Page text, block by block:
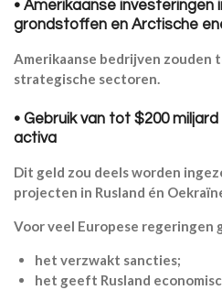
• Amerikaanse investeringen
grondstoffen en Arctische
Amerikaanse bedrijven zouden
strategische sectoren.
• Gebruik van tot $200
activa
Dit geld zou deels worden
projecten in Rusland én
Voor veel Europese regeringen
het verzwakt sancties;
het geeft Rusland